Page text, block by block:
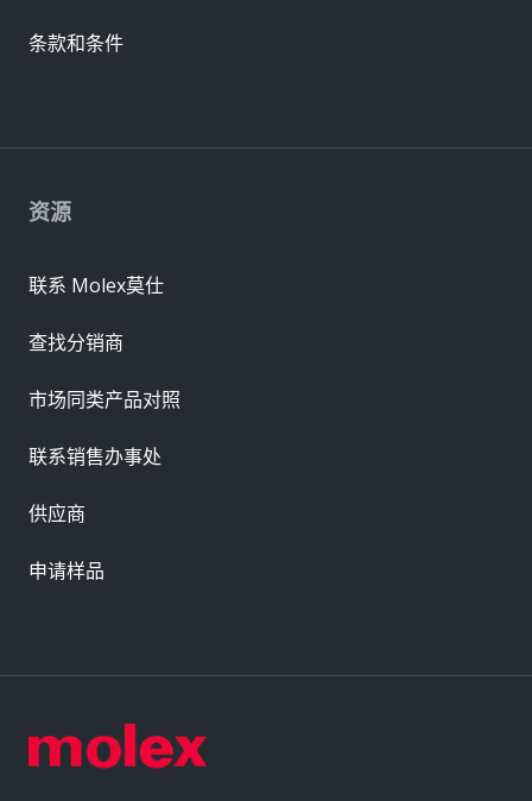
资源
联系 Molex莫仕
查找分销商
市场同类产品对照
联系销售办事处
供应商
申请样品
条款和条件